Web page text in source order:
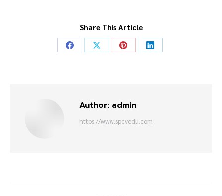
Share This Article
Author: admin
https://www.spcvedu.com